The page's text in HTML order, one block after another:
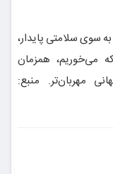
سوی سلامتی پایدار،
می‌خوریم، همزمان
مهربان‌تر. منبع: